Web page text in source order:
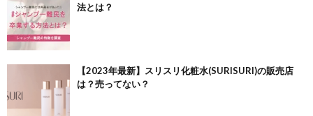
法とは？
【2023年最新】スリスリ化粧水(SURISURI)の販売店
は？売ってない？